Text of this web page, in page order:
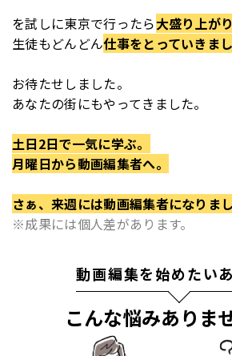
を試しに東京で行ったら大盛り上がり
生徒もどんどん仕事をとっていきまし
お待たせしました。
あなたの街にもやってきました。
土日2日で一気に学ぶ。
月曜日から動画編集者へ。
さぁ、来週には動画編集者になりまし
※成果には個人差があります。
動画編集を始めたい
こんな悩みありま